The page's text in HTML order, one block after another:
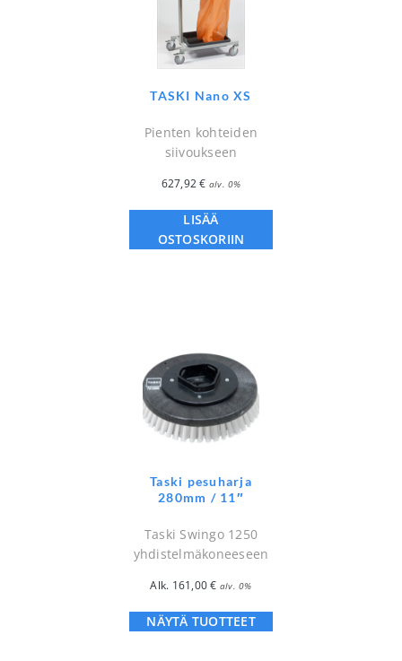
TASKI Nano XS
Pienten kohteiden
siivoukseen
627,92€ alv. 0%
LISÄÄ
OSTOSKORIIN
Taski pesuharja
280mm / 11″
Taski Swingo 1250
yhdistelmäkoneeseen
Alk. 161,00€ alv. 0%
NÄYTÄ TUOTTEET